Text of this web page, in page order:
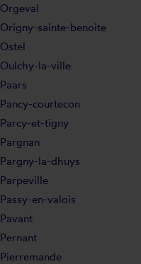
Orgeval
Origny-sainte-benoite
Ostel
Oulchy-la-ville
Paars
Pancy-courtecon
Parcy-et-tigny
Pargnan
Pargny-la-dhuys
Parpeville
Passy-en-valois
Pavant
Pernant
Pierremande